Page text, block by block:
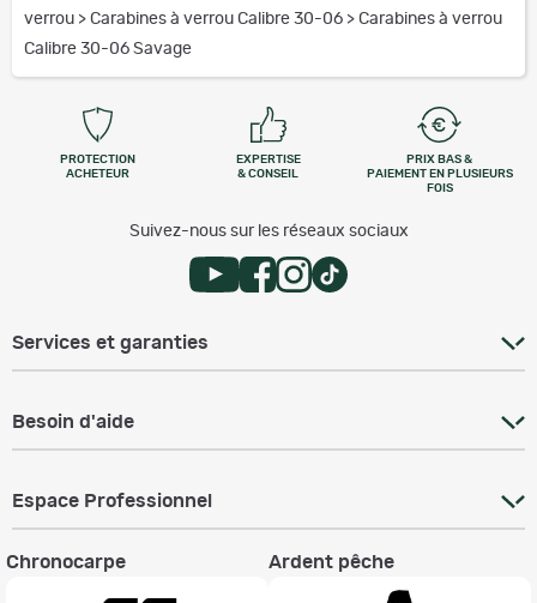
verrou > Carabines à verrou Calibre 30-06 > Carabines à verrou
Calibre 30-06 Savage
PROTECTION
ACHETEUR
EXPERTISE
& CONSEIL
PRIX BAS &
PAIEMENT EN PLUSIEURS
FOIS
Suivez-nous sur les réseaux sociaux
Services et garanties
Besoin d'aide
Espace Professionnel
Chronocarpe Ardent pêche